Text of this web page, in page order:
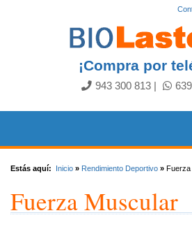
¡Compra por
943 300 813
Estás aquí: Inicio » Rendimiento Deportivo »
Fuerza Muscular